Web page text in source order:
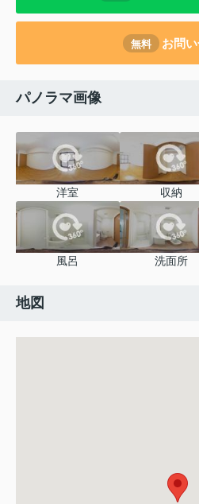
無料 お問
パノラマ画像
洋室 収納
風呂 洗面所
地図